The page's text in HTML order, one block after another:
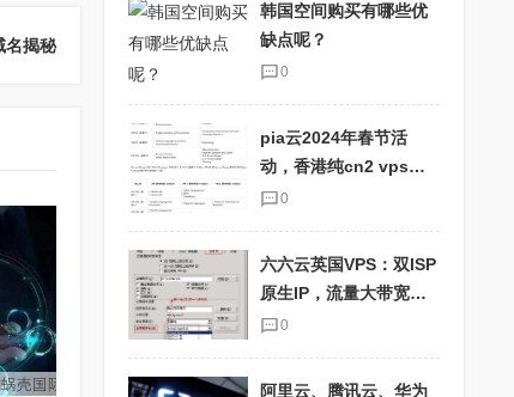
名揭秘
韩国空间购买有哪些优
缺点呢？
0
pia云2024年春节活
动，香港纯cn2 vps优
惠码pia2024，抢购最
0
六六云英国VPS：双ISP
原生IP，流量大带宽
快，适合TikTok用户！
0
阿里云、腾讯云、华为